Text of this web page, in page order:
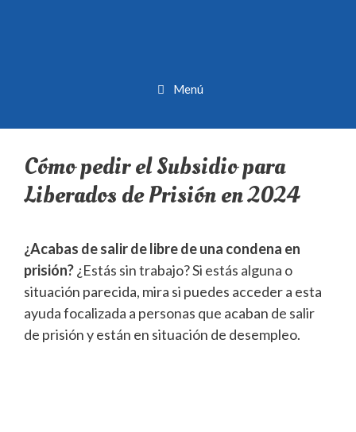
Menú
Cómo pedir el Subsidio para
Liberados de Prisión en 2024
¿Acabas de salir de libre de una condena en
prisión?¿Estás sin trabajo? Si estás alguna o
situación parecida, mira si puedes acceder a esta
ayuda focalizada a personas que acaban de salir
de prisión y están en situación de desempleo.